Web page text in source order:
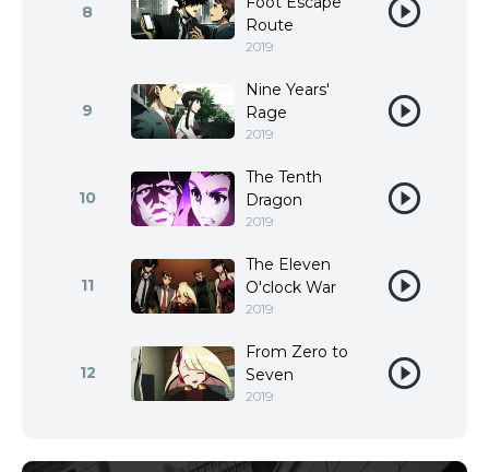
8
Route
2019
9
Nine Years'
Rage
2019
10
The Tenth
Dragon
2019
11
The Eleven
O'clock War
2019
12
From Zero to
Seven
2019